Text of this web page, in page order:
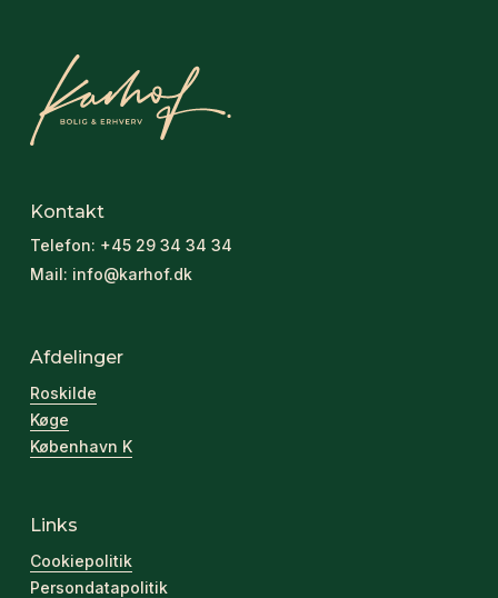
Kontakt
Telefon: +45 29 34 34 34
Mail: info@karhof.dk
Afdelinger
Roskilde
Køge
København K
Links
Cookiepolitik
Persondatapolitik